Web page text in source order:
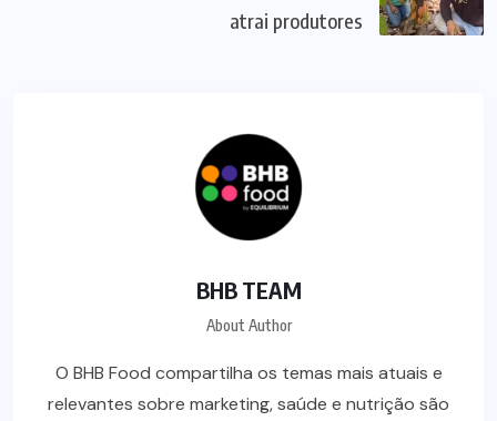
atrai produtores
BHB TEAM
About Author
O BHB Food compartilha os temas mais atuais e
relevantes sobre marketing, saúde e nutrição são